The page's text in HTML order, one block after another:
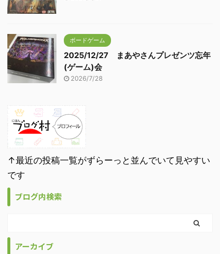
ボードゲーム
2025/12/27 まあやさんプレゼンツ忘年
(ゲーム)会
2026/7/28
↑最近の投稿一覧がずらーっと並んでいて見やすい
です
ブログ内検索
アーカイブ